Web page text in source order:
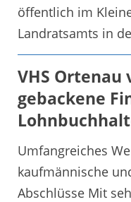
öffentlich im
Landratsamts in
VHS
gebackene
Umfangreiches
kaufmännische
Abschlüsse Mit